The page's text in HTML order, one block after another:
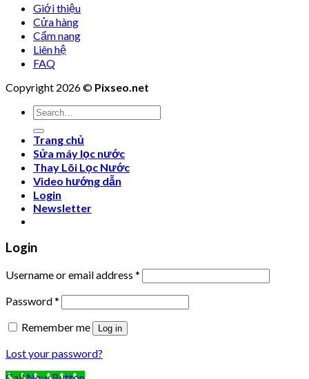
Giới thiệu
Cửa hàng
Cẩm nang
Liên hệ
FAQ
Copyright 2026 © Pixseo.net
Search
for:
Trang chủ
Sửa máy lọc nước
Thay Lõi Lọc Nước
Video hướng dẫn
Login
Newsletter
Login
Username or email address *
Password*
Remember me
Log in
Lost your password?